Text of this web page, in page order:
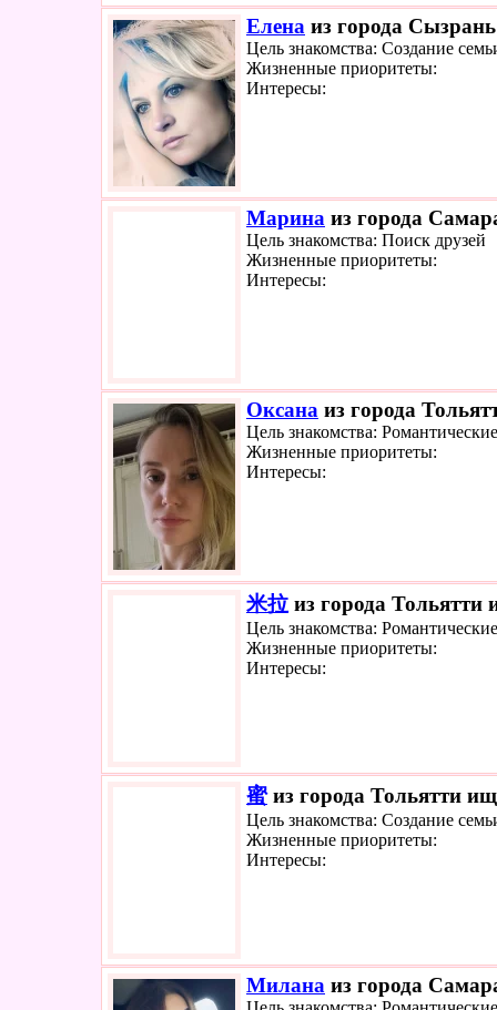
Елена из города
Цель знакомства: Создание
Жизненные приоритеты:
Интересы:
Марина из города
Цель знакомства: Поиск друзей
Жизненные приоритеты:
Интересы:
Оксана из города
Цель знакомства:
Жизненные приоритеты:
Интересы:
米拉 из города Тольятти
Цель знакомства:
Жизненные приоритеты:
Интересы:
蜜из города Тольятти
Цель знакомства: Создание
Жизненные приоритеты:
Интересы:
Милана из города